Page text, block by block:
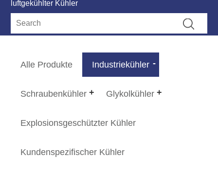
luftgekühlter Kühler
Alle Produkte Industriekühler
Schraubenkühler Glykolkühler
Explosionsgeschützter Kühler
Kundenspezifischer Kühler